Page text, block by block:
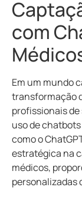
com
Em um mundo
transformação
profissionais
uso de
como o
estratégica na
médicos,
personalizadas